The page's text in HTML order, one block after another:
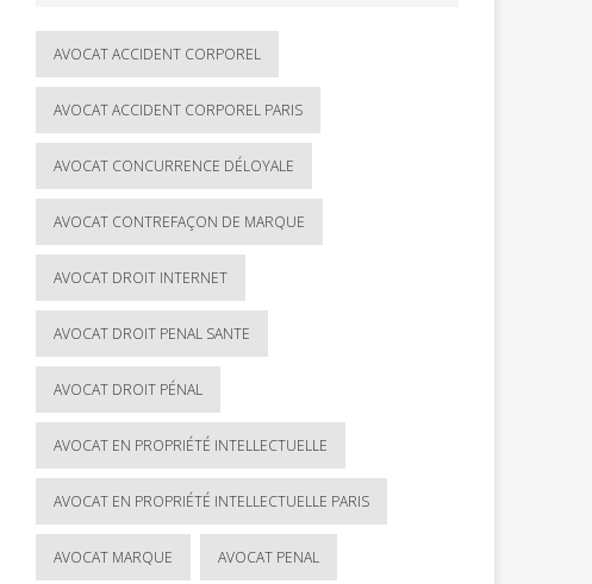
AVOCAT ACCIDENT CORPOREL
AVOCAT ACCIDENT CORPOREL PARIS
AVOCAT CONCURRENCE DÉLOYALE
AVOCAT CONTREFAÇON DE MARQUE
AVOCAT DROIT INTERNET
AVOCAT DROIT PENAL SANTE
AVOCAT DROIT PÉNAL
AVOCAT EN PROPRIÉTÉ INTELLECTUELLE
AVOCAT EN PROPRIÉTÉ INTELLECTUELLE PARIS
AVOCAT MARQUE AVOCAT PENAL